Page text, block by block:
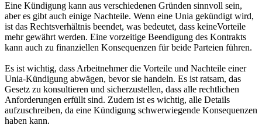
Eine Kündigung kann aus verschiedenen Gründen sinnvoll sein,
aber es gibt auch einige Nachteile. Wenn eine Unia gekündigt wird,
ist das Rechtsverhältnis beendet, was bedeutet, dass keineVorteile
mehr gewährt werden. Eine vorzeitige Beendigung des Kontrakts
kann auch zu finanziellen Konsequenzen für beide Parteien führen.
Es ist wichtig, dass Arbeitnehmer die Vorteile und Nachteile einer
Unia-Kündigung abwägen, bevor sie handeln. Es ist ratsam, das
Gesetz zu konsultieren und sicherzustellen, dass alle rechtlichen
Anforderungen erfüllt sind. Zudem ist es wichtig, alle Details
aufzuschreiben, da eine Kündigung schwerwiegende Konsequenzen
haben kann.